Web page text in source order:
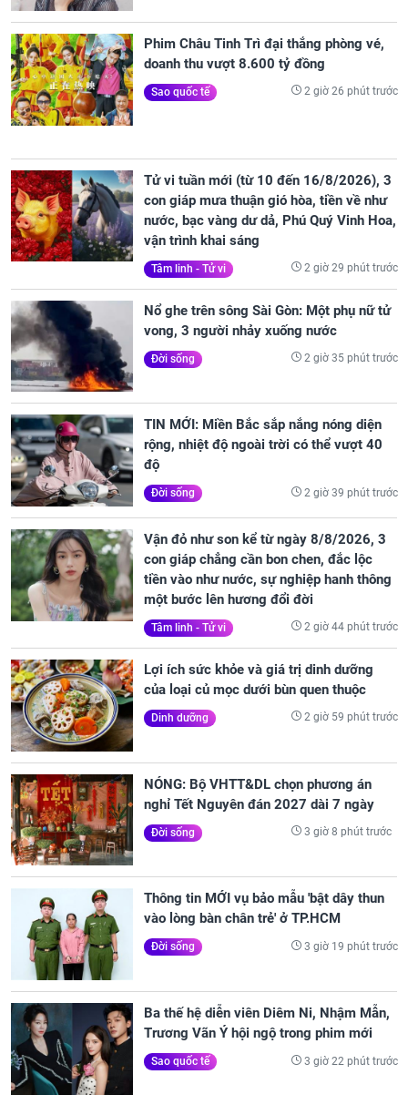
Phim Châu Tinh Trì đại thắng phòng vé,
doanh thu vượt 8.600 tỷ đồng
Sao quốc tế 2 giờ 26 phút trước
Tử vi tuần mới (từ 10 đến 16/8/2026), 3
con giáp mưa thuận gió hòa, tiền về như
nước, bạc vàng dư dả, Phú Quý Vinh Hoa,
vận trình khai sáng
Tâm linh - Tử vi 2 giờ 29 phút trước
Nổ ghe trên sông Sài Gòn: Một phụ nữ tử
vong, 3 người nhảy xuống nước
Đời sống 2 giờ 35 phút trước
TIN MỚI: Miền Bắc sắp nắng nóng diện
rộng, nhiệt độ ngoài trời có thể vượt 40
độ
Đời sống 2 giờ 39 phút trước
Vận đỏ như son kể từ ngày 8/8/2026, 3
con giáp chẳng cần bon chen, đắc lộc
tiền vào như nước, sự nghiệp hanh thông
một bước lên hương đổi đời
Tâm linh - Tử vi 2 giờ 44 phút trước
Lợi ích sức khỏe và giá trị dinh dưỡng
của loại củ mọc dưới bùn quen thuộc
Dinh dưỡng 2 giờ 59 phút trước
NÓNG: Bộ VHTT&DL chọn phương án
nghỉ Tết Nguyên đán 2027 dài 7 ngày
Đời sống 3 giờ 8 phút trước
Thông tin MỚI vụ bảo mẫu 'bật dây thun
vào lòng bàn chân trẻ' ở TP.HCM
Đời sống 3 giờ 19 phút trước
Ba thế hệ diễn viên Diêm Ni, Nhậm Mẫn,
Trương Vãn Ý hội ngộ trong phim mới
Sao quốc tế 3 giờ 22 phút trước